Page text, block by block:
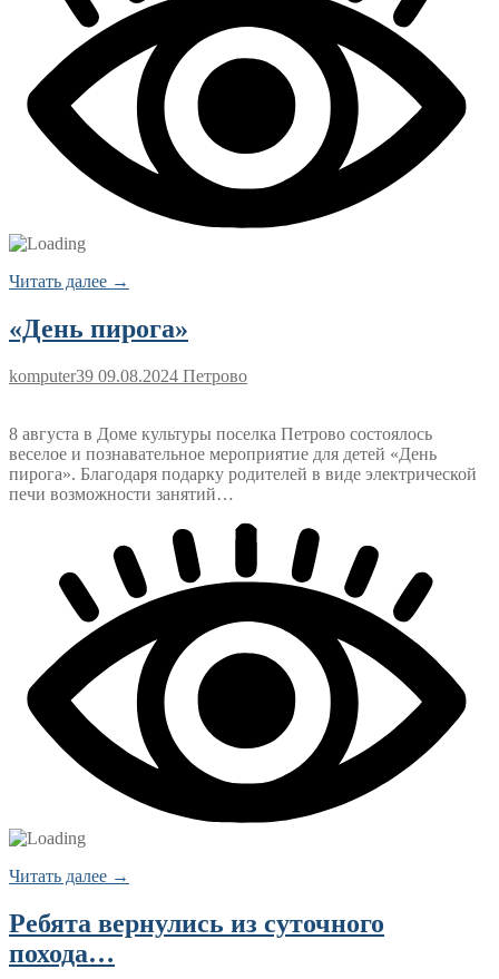
Читать далее →
«День пирога»
komputer39 09.08.2024 Петрово
8 августа в Доме культуры поселка Петрово состоялось
веселое и познавательное мероприятие для детей «День
пирога». Благодаря подарку родителей в виде электрической
печи возможности занятий…
Читать далее →
Ребята вернулись из суточного
похода…